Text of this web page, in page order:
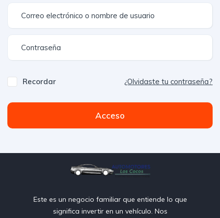
Recordar ¿Olvidaste tu contraseña?
Acceso
Este es un negocio familiar que entiende lo que
significa invertir en un vehículo. Nos